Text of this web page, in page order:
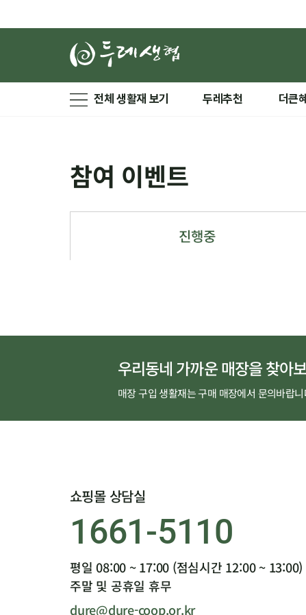
전체 생활재 보기 두레추천 더큰
참여 이벤트
진행중
우리동네 가까운 매장을 찾아
매장 구입 생활재는 구매 매장에서 문의바랍니
쇼핑몰 상담실
1661-5110
평일 08:00 ~ 17:00 (점심시간 12:00 ~ 13:00)
주말 및 공휴일 휴무
dure@dure-coop.or.kr